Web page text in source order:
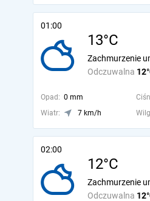
01:00
13°C
Odczuwalna
Zachmurzenie
Opad: 0 mm
Wiatr:
7 km/h
02:00
12°C
Odczuwalna
Zachmurzenie